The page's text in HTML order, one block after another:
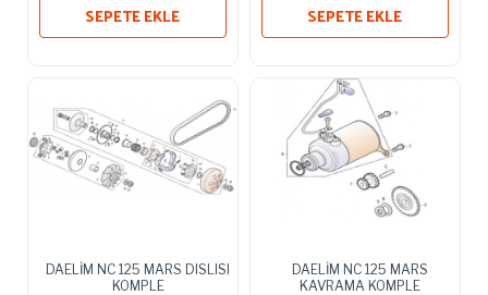
SEPETE EKLE
SEPETE EKLE
DAELİM NC 125 MARS DISLISI
KOMPLE
DAELİM NC 125 MARS
KAVRAMA KOMPLE